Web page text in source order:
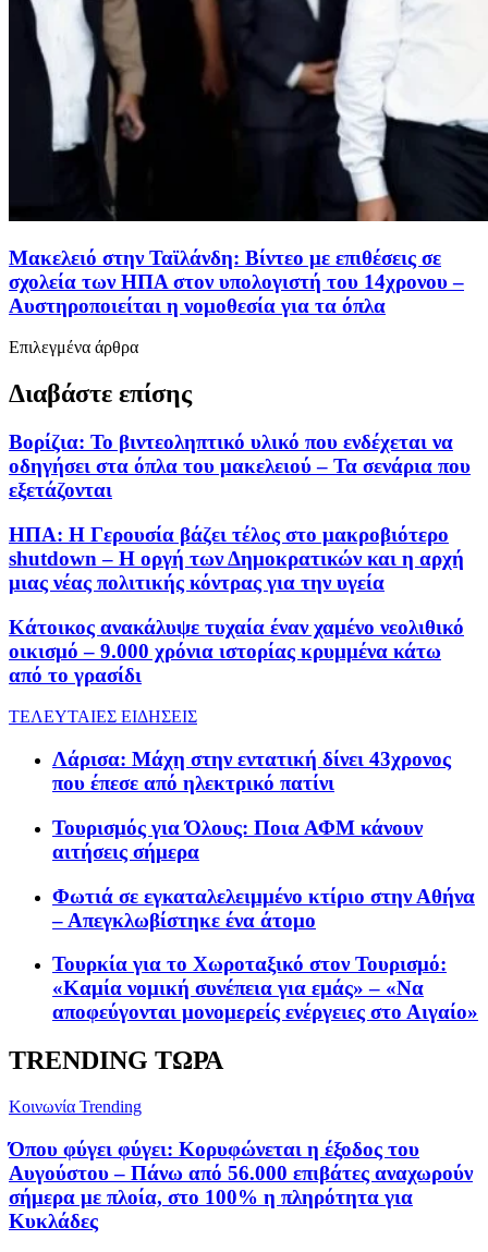
Μακελειό στην Ταϊλάνδη: Βίντεο με επιθέσεις σε
σχολεία των ΗΠΑ στον υπολογιστή του 14χρονου –
Αυστηροποιείται η νομοθεσία για τα όπλα
Επιλεγμένα άρθρα
Διαβάστε επίσης
Βορίζια: Το βιντεοληπτικό υλικό που ενδέχεται να
οδηγήσει στα όπλα του μακελειού – Τα σενάρια που
εξετάζονται
ΗΠΑ: Η Γερουσία βάζει τέλος στο μακροβιότερο
shutdown – Η οργή των Δημοκρατικών και η αρχή
μιας νέας πολιτικής κόντρας για την υγεία
Κάτοικος ανακάλυψε τυχαία έναν χαμένο νεολιθικό
οικισμό – 9.000 χρόνια ιστορίας κρυμμένα κάτω
από το γρασίδι
ΤΕΛΕΥΤΑΙΕΣ ΕΙΔΗΣΕΙΣ
Λάρισα: Μάχη στην εντατική δίνει 43χρονος
που έπεσε από ηλεκτρικό πατίνι
Τουρισμός για Όλους: Ποια ΑΦΜ κάνουν
αιτήσεις σήμερα
Φωτιά σε εγκαταλελειμμένο κτίριο στην Αθήνα
– Απεγκλωβίστηκε ένα άτομο
Τουρκία για το Χωροταξικό στον Τουρισμό:
«Καμία νομική συνέπεια για εμάς» – «Να
αποφεύγονται μονομερείς ενέργειες στο Αιγαίο»
TRENDING ΤΩΡΑ
Κοινωνία Trending
Όπου φύγει φύγει: Κορυφώνεται η έξοδος του
Αυγούστου – Πάνω από 56.000 επιβάτες αναχωρούν
σήμερα με πλοία, στο 100% η πληρότητα για
Κυκλάδες